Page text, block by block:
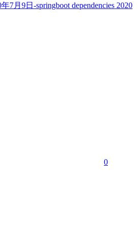
7月9日-springboot dependencies 2020
0